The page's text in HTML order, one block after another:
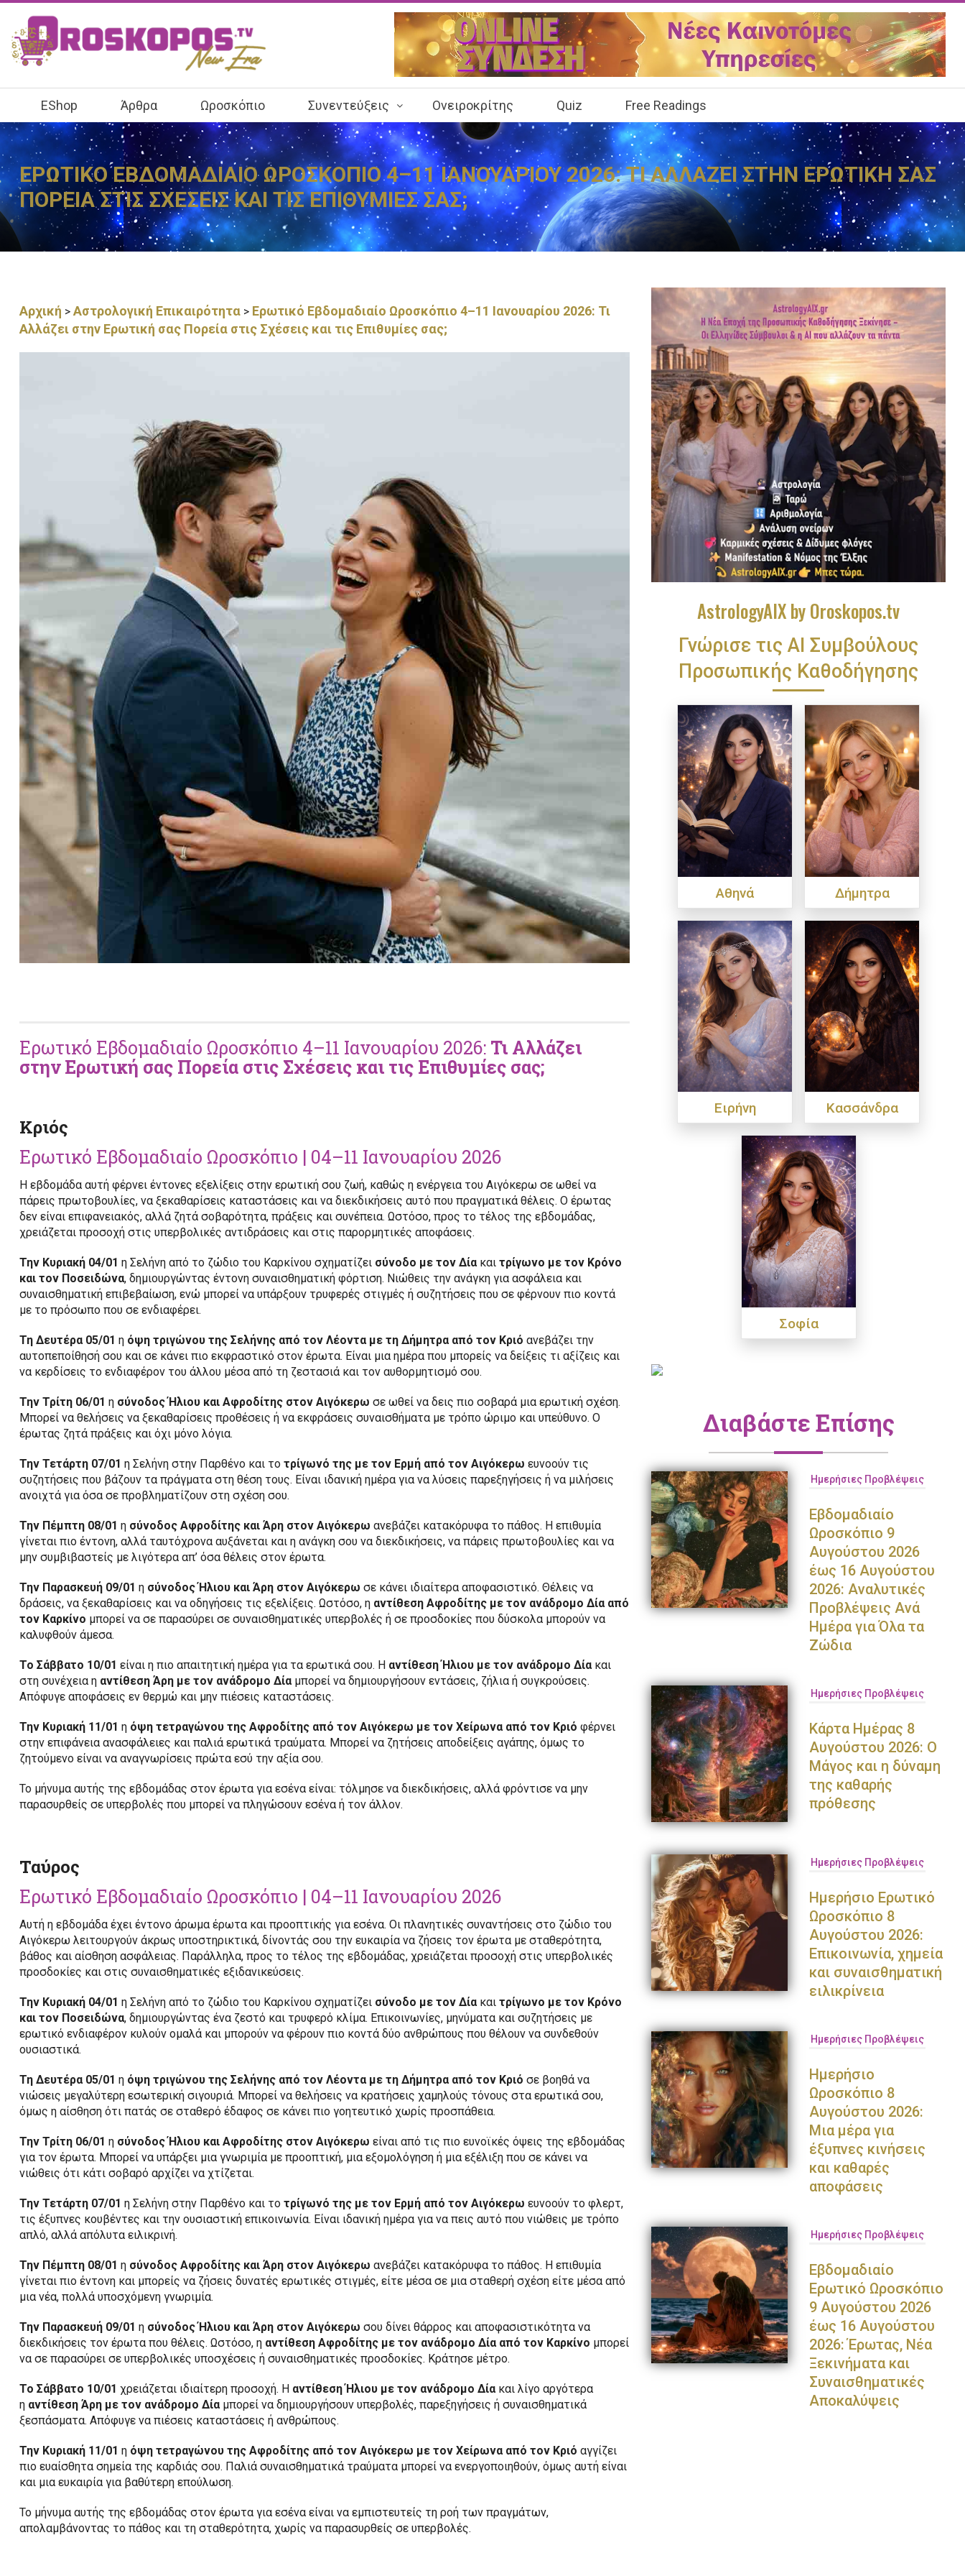
EShop Άρθρα Ωροσκόπιο Συνεντεύξεις Ονειροκρίτης Quiz Free Readings
ΕΡΩΤΙΚΟ ΕΒΔΟΜΑΔΙΑΙΟ ΩΡΟΣΚΟΠΙΟ 4–11 ΙΑΝΟΥΑΡΙΟΥ 2026: ΤΙ ΑΛΛΑΖΕΙ ΣΤΗΝ ΕΡΩΤΙΚΗ ΣΑΣ
ΠΟΡΕΙΑ ΣΤΙΣ ΣΧΕΣΕΙΣ ΚΑΙ ΤΙΣ ΕΠΙΘΥΜΙΕΣ ΣΑΣ;
Αρχική > Αστρολογική Επικαιρότητα > Ερωτικό Εβδομαδιαίο Ωροσκόπιο 4–11 Ιανουαρίου 2026: Τι
Αλλάζει στην Ερωτική σας Πορεία στις Σχέσεις και τις Επιθυμίες σας;
Ερωτικό Εβδομαδιαίο Ωροσκόπιο 4–11 Ιανουαρίου 2026: Τι Αλλάζει
στηνΕρωτική σας Πορεία στις Σχέσεις και τις Επιθυμίες σας;
Κριός
Ερωτικό Εβδομαδιαίο Ωροσκόπιο | 04–11 Ιανουαρίου 2026
Η εβδομάδα αυτή φέρνει έντονες εξελίξεις στην ερωτική σου ζωή, καθώς η ενέργεια του Αιγόκερω σε ωθεί να
πάρεις πρωτοβουλίες, να ξεκαθαρίσεις καταστάσεις και να διεκδικήσεις αυτό που πραγματικά θέλεις. Ο έρωτας
δεν είναι επιφανειακός, αλλά ζητά σοβαρότητα, πράξεις και συνέπεια. Ωστόσο, προς το τέλος της εβδομάδας,
χρειάζεται προσοχή στις υπερβολικές αντιδράσεις και στις παρορμητικές αποφάσεις.
Την Κυριακή 04/01 η Σελήνη από το ζώδιο του Καρκίνου σχηματίζει σύνοδο με τον Δίακαι τρίγωνο με τον Κρόνο
και τον Ποσειδώνα, δημιουργώντας έντονη συναισθηματική φόρτιση. Νιώθεις την ανάγκη για ασφάλεια και
συναισθηματική επιβεβαίωση, ενώ μπορεί να υπάρξουν τρυφερές στιγμές ή συζητήσεις που σε φέρνουν πιο κοντά
με το πρόσωπο που σε ενδιαφέρει.
Τη Δευτέρα 05/01 η όψη τριγώνου της Σελήνης από τον Λέοντα με τη Δήμητρα από τον Κριό ανεβάζει την
αυτοπεποίθησή σου και σε κάνει πιο εκφραστικό στον έρωτα. Είναι μια ημέρα που μπορείς να δείξεις τι αξίζεις και
να κερδίσεις το ενδιαφέρον του άλλου μέσα από τη ζεστασιά και τον αυθορμητισμό σου.
Την Τρίτη 06/01 η σύνοδος Ήλιου και Αφροδίτης στον Αιγόκερω σε ωθεί να δεις πιο σοβαρά μια ερωτική σχέση.
Μπορεί να θελήσεις να ξεκαθαρίσεις προθέσεις ή να εκφράσεις συναισθήματα με τρόπο ώριμο και υπεύθυνο. Ο
έρωτας ζητά πράξεις και όχι μόνο λόγια.
Την Τετάρτη 07/01 η Σελήνη στην Παρθένο και το τρίγωνό της με τον Ερμή από τον Αιγόκερω ευνοούν τις
συζητήσεις που βάζουν τα πράγματα στη θέση τους. Είναι ιδανική ημέρα για να λύσεις παρεξηγήσεις ή να μιλήσεις
ανοιχτά για όσα σε προβληματίζουν στη σχέση σου.
Την Πέμπτη 08/01 η σύνοδος Αφροδίτης και Άρη στον Αιγόκερω ανεβάζει κατακόρυφα το πάθος. Η επιθυμία
γίνεται πιο έντονη, αλλά ταυτόχρονα αυξάνεται και η ανάγκη σου να διεκδικήσεις, να πάρεις πρωτοβουλίες και να
μην συμβιβαστείς με λιγότερα απ’ όσα θέλεις στον έρωτα.
Την Παρασκευή 09/01 η σύνοδος Ήλιου και Άρη στον Αιγόκερω σε κάνει ιδιαίτερα αποφασιστικό. Θέλεις να
δράσεις, να ξεκαθαρίσεις και να οδηγήσεις τις εξελίξεις. Ωστόσο, η αντίθεση Αφροδίτης με τον ανάδρομο Δία από
τον Καρκίνο μπορεί να σε παρασύρει σε συναισθηματικές υπερβολές ή σε προσδοκίες που δύσκολα μπορούν να
καλυφθούν άμεσα.
Το Σάββατο 10/01 είναι η πιο απαιτητική ημέρα για τα ερωτικά σου. Η αντίθεση Ήλιου με τον ανάδρομο Δίακαι
στη συνέχεια η αντίθεση Άρη με τον ανάδρομο Δίαμπορεί να δημιουργήσουν εντάσεις, ζήλια ή συγκρούσεις.
Απόφυγε αποφάσεις εν θερμώ και μην πιέσεις καταστάσεις.
Την Κυριακή 11/01 η όψη τετραγώνου της Αφροδίτης από τον Αιγόκερω με τον Χείρωνα από τον Κριό φέρνει
στην επιφάνεια ανασφάλειες και παλιά ερωτικά τραύματα. Μπορεί να ζητήσεις αποδείξεις αγάπης, όμως το
ζητούμενο είναι να αναγνωρίσεις πρώτα εσύ την αξία σου.
Το μήνυμα αυτής της εβδομάδας στον έρωτα για εσένα είναι: τόλμησε να διεκδικήσεις, αλλά φρόντισε να μην
παρασυρθείς σε υπερβολές που μπορεί να πληγώσουν εσένα ή τον άλλον.
Ταύρος
Ερωτικό Εβδομαδιαίο Ωροσκόπιο | 04–11 Ιανουαρίου 2026
Αυτή η εβδομάδα έχει έντονο άρωμα έρωτα και προοπτικής για εσένα. Οι πλανητικές συναντήσεις στο ζώδιο του
Αιγόκερω λειτουργούν άκρως υποστηρικτικά, δίνοντάς σου την ευκαιρία να ζήσεις τον έρωτα με σταθερότητα,
βάθος και αίσθηση ασφάλειας. Παράλληλα, προς το τέλος της εβδομάδας, χρειάζεται προσοχή στις υπερβολικές
προσδοκίες και στις συναισθηματικές εξιδανικεύσεις.
Την Κυριακή 04/01 η Σελήνη από το ζώδιο του Καρκίνου σχηματίζει σύνοδο με τον Δίακαι τρίγωνο με τον Κρόνο
και τον Ποσειδώνα, δημιουργώντας ένα ζεστό και τρυφερό κλίμα. Επικοινωνίες, μηνύματα και συζητήσεις με
ερωτικό ενδιαφέρον κυλούν ομαλά και μπορούν να φέρουν πιο κοντά δύο ανθρώπους που θέλουν να συνδεθούν
ουσιαστικά.
Τη Δευτέρα 05/01 η όψη τριγώνου της Σελήνης από τον Λέοντα με τη Δήμητρα από τον Κριό σε βοηθά να
νιώσεις μεγαλύτερη εσωτερική σιγουριά. Μπορεί να θελήσεις να κρατήσεις χαμηλούς τόνους στα ερωτικά σου,
όμως η αίσθηση ότι πατάς σε σταθερό έδαφος σε κάνει πιο γοητευτικό χωρίς προσπάθεια.
Την Τρίτη 06/01 η σύνοδος Ήλιου και Αφροδίτης στον Αιγόκερω είναι από τις πιο ευνοϊκές όψεις της εβδομάδας
για τον έρωτα. Μπορεί να υπάρξει μια γνωριμία με προοπτική, μια εξομολόγηση ή μια εξέλιξη που σε κάνει να
νιώθεις ότι κάτι σοβαρό αρχίζει να χτίζεται.
Την Τετάρτη 07/01 η Σελήνη στην Παρθένο και το τρίγωνό της με τον Ερμή από τον Αιγόκερω ευνοούν το φλερτ,
τις έξυπνες κουβέντες και την ουσιαστική επικοινωνία. Είναι ιδανική ημέρα για να πεις αυτό που νιώθεις με τρόπο
απλό, αλλά απόλυτα ειλικρινή.
Την Πέμπτη 08/01 η σύνοδος Αφροδίτης και Άρη στον Αιγόκερω ανεβάζει κατακόρυφα το πάθος. Η επιθυμία
γίνεται πιο έντονη και μπορείς να ζήσεις δυνατές ερωτικές στιγμές, είτε μέσα σε μια σταθερή σχέση είτε μέσα από
μια νέα, πολλά υποσχόμενη γνωριμία.
Την Παρασκευή 09/01 η σύνοδος Ήλιου και Άρη στον Αιγόκερω σου δίνει θάρρος και αποφασιστικότητα να
διεκδικήσεις τον έρωτα που θέλεις. Ωστόσο, η αντίθεση Αφροδίτης με τον ανάδρομο Δία από τον Καρκίνο μπορεί
να σε παρασύρει σε υπερβολικές υποσχέσεις ή συναισθηματικές προσδοκίες. Κράτησε μέτρο.
Το Σάββατο 10/01 χρειάζεται ιδιαίτερη προσοχή. Η αντίθεση Ήλιου με τον ανάδρομο Δίακαι λίγο αργότερα
η αντίθεση Άρη με τον ανάδρομο Δίαμπορεί να δημιουργήσουν υπερβολές, παρεξηγήσεις ή συναισθηματικά
ξεσπάσματα. Απόφυγε να πιέσεις καταστάσεις ή ανθρώπους.
Την Κυριακή 11/01 η όψη τετραγώνου της Αφροδίτης από τον Αιγόκερω με τον Χείρωνα από τον Κριό αγγίζει
πιο ευαίσθητα σημεία της καρδιάς σου. Παλιά συναισθηματικά τραύματα μπορεί να ενεργοποιηθούν, όμως αυτή είναι
και μια ευκαιρία για βαθύτερη επούλωση.
Το μήνυμα αυτής της εβδομάδας στον έρωτα για εσένα είναι να εμπιστευτείς τη ροή των πραγμάτων,
απολαμβάνοντας το πάθος και τη σταθερότητα, χωρίς να παρασυρθείς σε υπερβολές.
AstrologyAIX by Oroskopos.tv
Γνώρισε τις ΑΙ Συμβούλους
Προσωπικής Καθοδήγησης
Αθηνά Δήμητρα
Ειρήνη Κασσάνδρα
Σοφία
Διαβάστε Επίσης
Ημερήσιες Προβλέψεις
Εβδομαδιαίο
Ωροσκόπιο 9
Αυγούστου 2026
έως 16 Αυγούστου
2026: Αναλυτικές
Προβλέψεις Ανά
Ημέρα για Όλα τα
Ζώδια
Ημερήσιες Προβλέψεις
Κάρτα Ημέρας 8
Αυγούστου 2026: Ο
Μάγος και η δύναμη
της καθαρής
πρόθεσης
Ημερήσιες Προβλέψεις
Ημερήσιο Ερωτικό
Ωροσκόπιο 8
Αυγούστου 2026:
Επικοινωνία, χημεία
και συναισθηματική
ειλικρίνεια
Ημερήσιες Προβλέψεις
Ημερήσιο
Ωροσκόπιο 8
Αυγούστου 2026:
Μια μέρα για
έξυπνες κινήσεις
και καθαρές
αποφάσεις
Ημερήσιες Προβλέψεις
Εβδομαδιαίο
Ερωτικό Ωροσκόπιο
9 Αυγούστου 2026
έως 16 Αυγούστου
2026: Έρωτας, Νέα
Ξεκινήματα και
Συναισθηματικές
Αποκαλύψεις